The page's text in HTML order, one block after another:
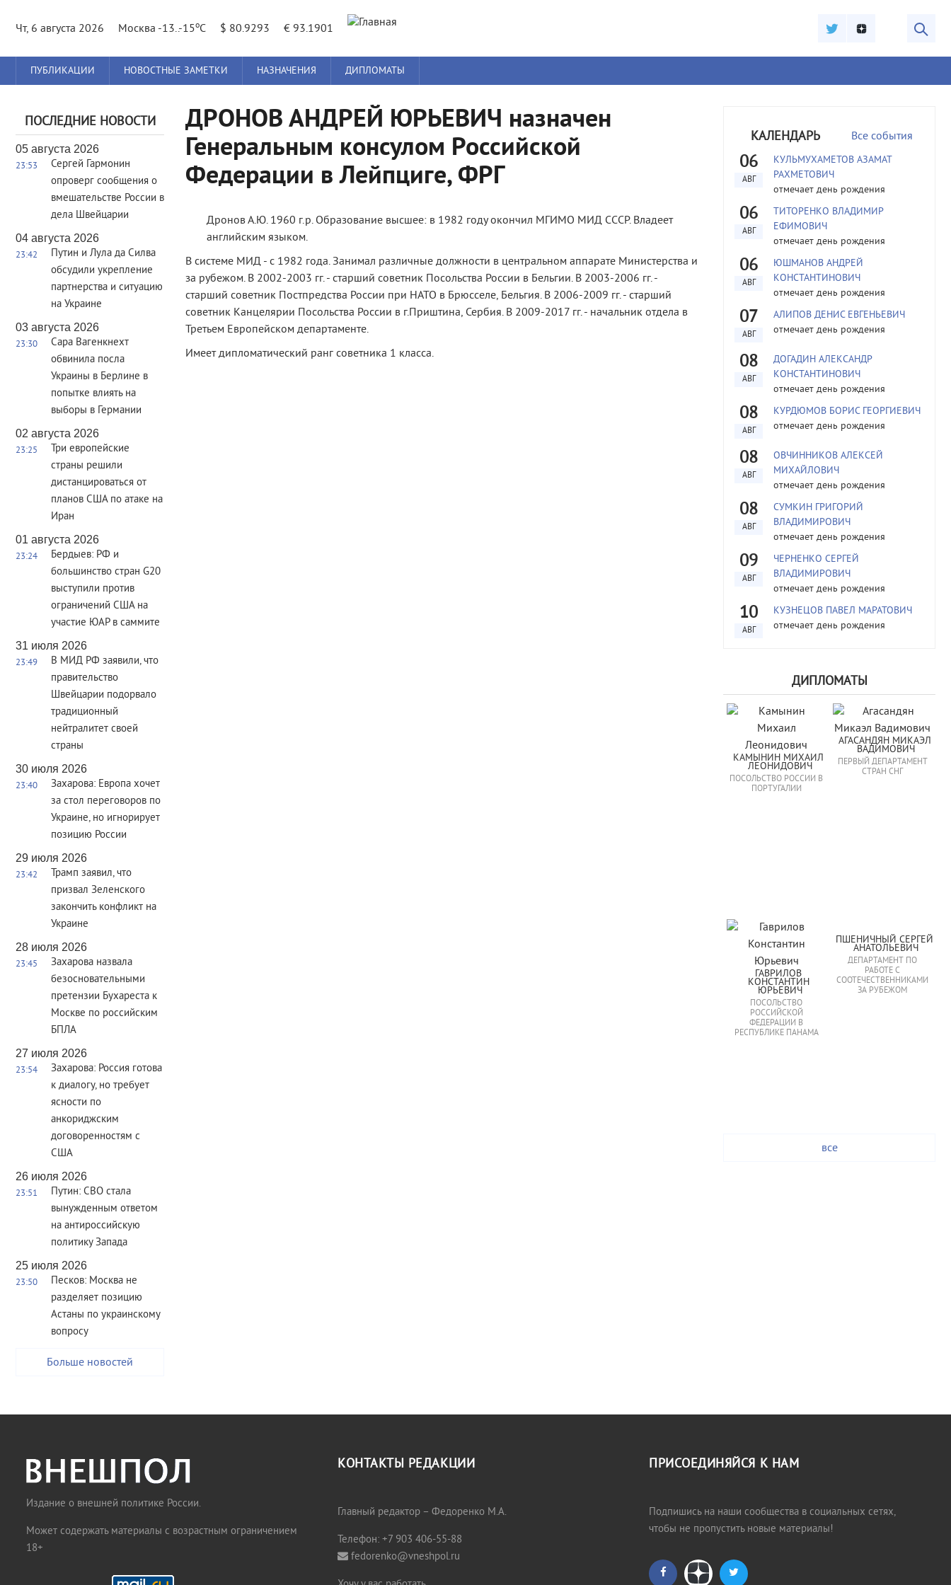
Чт, 6 августа 2026
Москва -13..-15oC $ 80.9293 € 93.1901
Главное
меню
ПУБЛИКАЦИИ НОВОСТНЫЕ ЗАМЕТКИ НАЗНАЧЕНИЯ ДИПЛОМАТЫ
ПОСЛЕДНИЕ НОВОСТИ
05 августа 2026
23:53
Сергей Гармонин
опроверг сообщения о
вмешательстве России в
дела Швейцарии
04 августа 2026
23:42
Путин и Лула да Силва
обсудили укрепление
партнерства и ситуацию
на Украине
03 августа 2026
23:30
Сара Вагенкнехт
обвинила посла
Украины в Берлине в
попытке влиять на
выборы в Германии
02 августа 2026
23:25
Три европейские
страны решили
дистанцироваться от
планов США по атаке на
Иран
01 августа 2026
23:24
Бердыев: РФ и
большинство стран G20
выступили против
ограничений США на
участие ЮАР в саммите
31 июля 2026
23:49
В МИД РФ заявили, что
правительство
Швейцарии подорвало
традиционный
нейтралитет своей
страны
30 июля 2026
23:40
Захарова: Европа хочет
за стол переговоров по
Украине, но игнорирует
позицию России
29 июля 2026
23:42
Трамп заявил, что
призвал Зеленского
закончить конфликт на
Украине
28 июля 2026
23:45
Захарова назвала
безосновательными
претензии Бухареста к
Москве по российским
БПЛА
27 июля 2026
23:54
Захарова: Россия готова
к диалогу, но требует
ясности по
анкориджским
договоренностям с
США
26 июля 2026
23:51
Путин: СВО стала
вынужденным ответом
на антироссийскую
политику Запада
25 июля 2026
23:50
Песков: Москва не
разделяет позицию
Астаны по украинскому
вопросу
Больше новостей
ДРОНОВ АНДРЕЙ ЮРЬЕВИЧ назначен
Генеральным консулом Российской
Федерации в Лейпциге, ФРГ
Дронов А.Ю. 1960 г.р. Образование высшее: в 1982 году окончил МГИМО МИД СССР. Владеет
английским языком.
В системе МИД - с 1982 года. Занимал различные должности в центральном аппарате Министерства и
за рубежом. В 2002-2003 гг. - старший советник Посольства России в Бельгии. В 2003-2006 гг. -
старший советник Постпредства России при НАТО в Брюсселе, Бельгия. В 2006-2009 гг. - старший
советник Канцелярии Посольства России в г.Приштина, Сербия. В 2009-2017 гг. - начальник отдела в
Третьем Европейском департаменте.
Имеет дипломатический ранг советника 1 класса.
КАЛЕНДАРЬ Все события
06
АВГ
КУЛЬМУХАМЕТОВ АЗАМАТ
РАХМЕТОВИЧ
отмечает день рождения
06
АВГ
ТИТОРЕНКО ВЛАДИМИР
ЕФИМОВИЧ
отмечает день рождения
06
АВГ
ЮШМАНОВ АНДРЕЙ
КОНСТАНТИНОВИЧ
отмечает день рождения
07
АВГ
АЛИПОВ ДЕНИС ЕВГЕНЬЕВИЧ
отмечает день рождения
08
АВГ
ДОГАДИН АЛЕКСАНДР
КОНСТАНТИНОВИЧ
отмечает день рождения
08
АВГ
КУРДЮМОВ БОРИС ГЕОРГИЕВИЧ
отмечает день рождения
08
АВГ
ОВЧИННИКОВ АЛЕКСЕЙ
МИХАЙЛОВИЧ
отмечает день рождения
08
АВГ
СУМКИН ГРИГОРИЙ
ВЛАДИМИРОВИЧ
отмечает день рождения
09
АВГ
ЧЕРНЕНКО СЕРГЕЙ
ВЛАДИМИРОВИЧ
отмечает день рождения
10
АВГ
КУЗНЕЦОВ ПАВЕЛ МАРАТОВИЧ
отмечает день рождения
ДИПЛОМАТЫ
КАМЫНИН МИХАИЛ
ЛЕОНИДОВИЧ
ПОСОЛЬСТВО РОССИИ В
ПОРТУГАЛИИ
АГАСАНДЯН МИКАЭЛ
ВАДИМОВИЧ
ПЕРВЫЙ ДЕПАРТАМЕНТ
СТРАН СНГ
ГАВРИЛОВ
КОНСТАНТИН
ЮРЬЕВИЧ
ПОСОЛЬСТВО
РОССИЙСКОЙ
ФЕДЕРАЦИИ В
РЕСПУБЛИКЕ ПАНАМА
ПШЕНИЧНЫЙ СЕРГЕЙ
АНАТОЛЬЕВИЧ
ДЕПАРТАМЕНТ ПО
РАБОТЕ С
СООТЕЧЕСТВЕННИКАМИ
ЗА РУБЕЖОМ
все
Издание о внешней политике России.
Может содержать материалы с возрастным ограничением
18+
КОНТАКТЫ РЕДАКЦИИ
Главный редактор – Федоренко М.А.
Телефон: +7 903 406-55-88
fedorenko@vneshpol.ru
ПРИСОЕДИНЯЙСЯ К НАМ
Подпишись на наши сообщества в социальных сетях,
чтобы не пропустить новые материалы!